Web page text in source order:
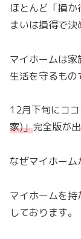
ほとんど「損
まいは損得で決
マイホームは
生活を守るもの
12月下旬にコ
家)」完全版が
なぜマイホーム
マイホームを
しております。